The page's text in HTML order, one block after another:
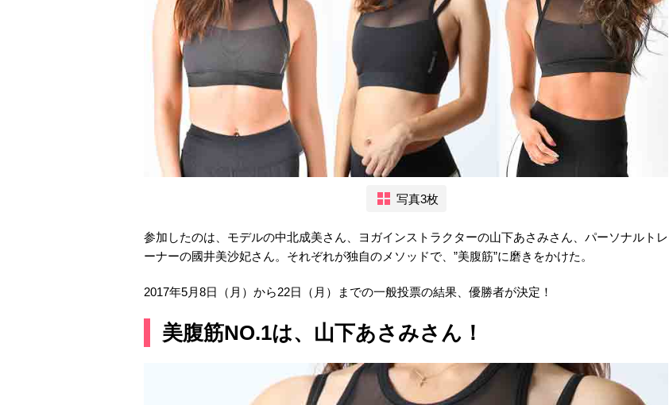
写真3枚
参加したのは、モデルの中北成美さん、ヨガインストラクターの山下あさみさん、パーソナルトレ
ーナーの國井美沙妃さん。それぞれが独自のメソッドで、”美腹筋”に磨きをかけた。
2017年5月8日（月）から22日（月）までの一般投票の結果、優勝者が決定！
美腹筋NO.1は、山下あさみさん！